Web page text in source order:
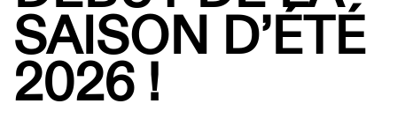
SAISON D’ÉTÉ
2026 !